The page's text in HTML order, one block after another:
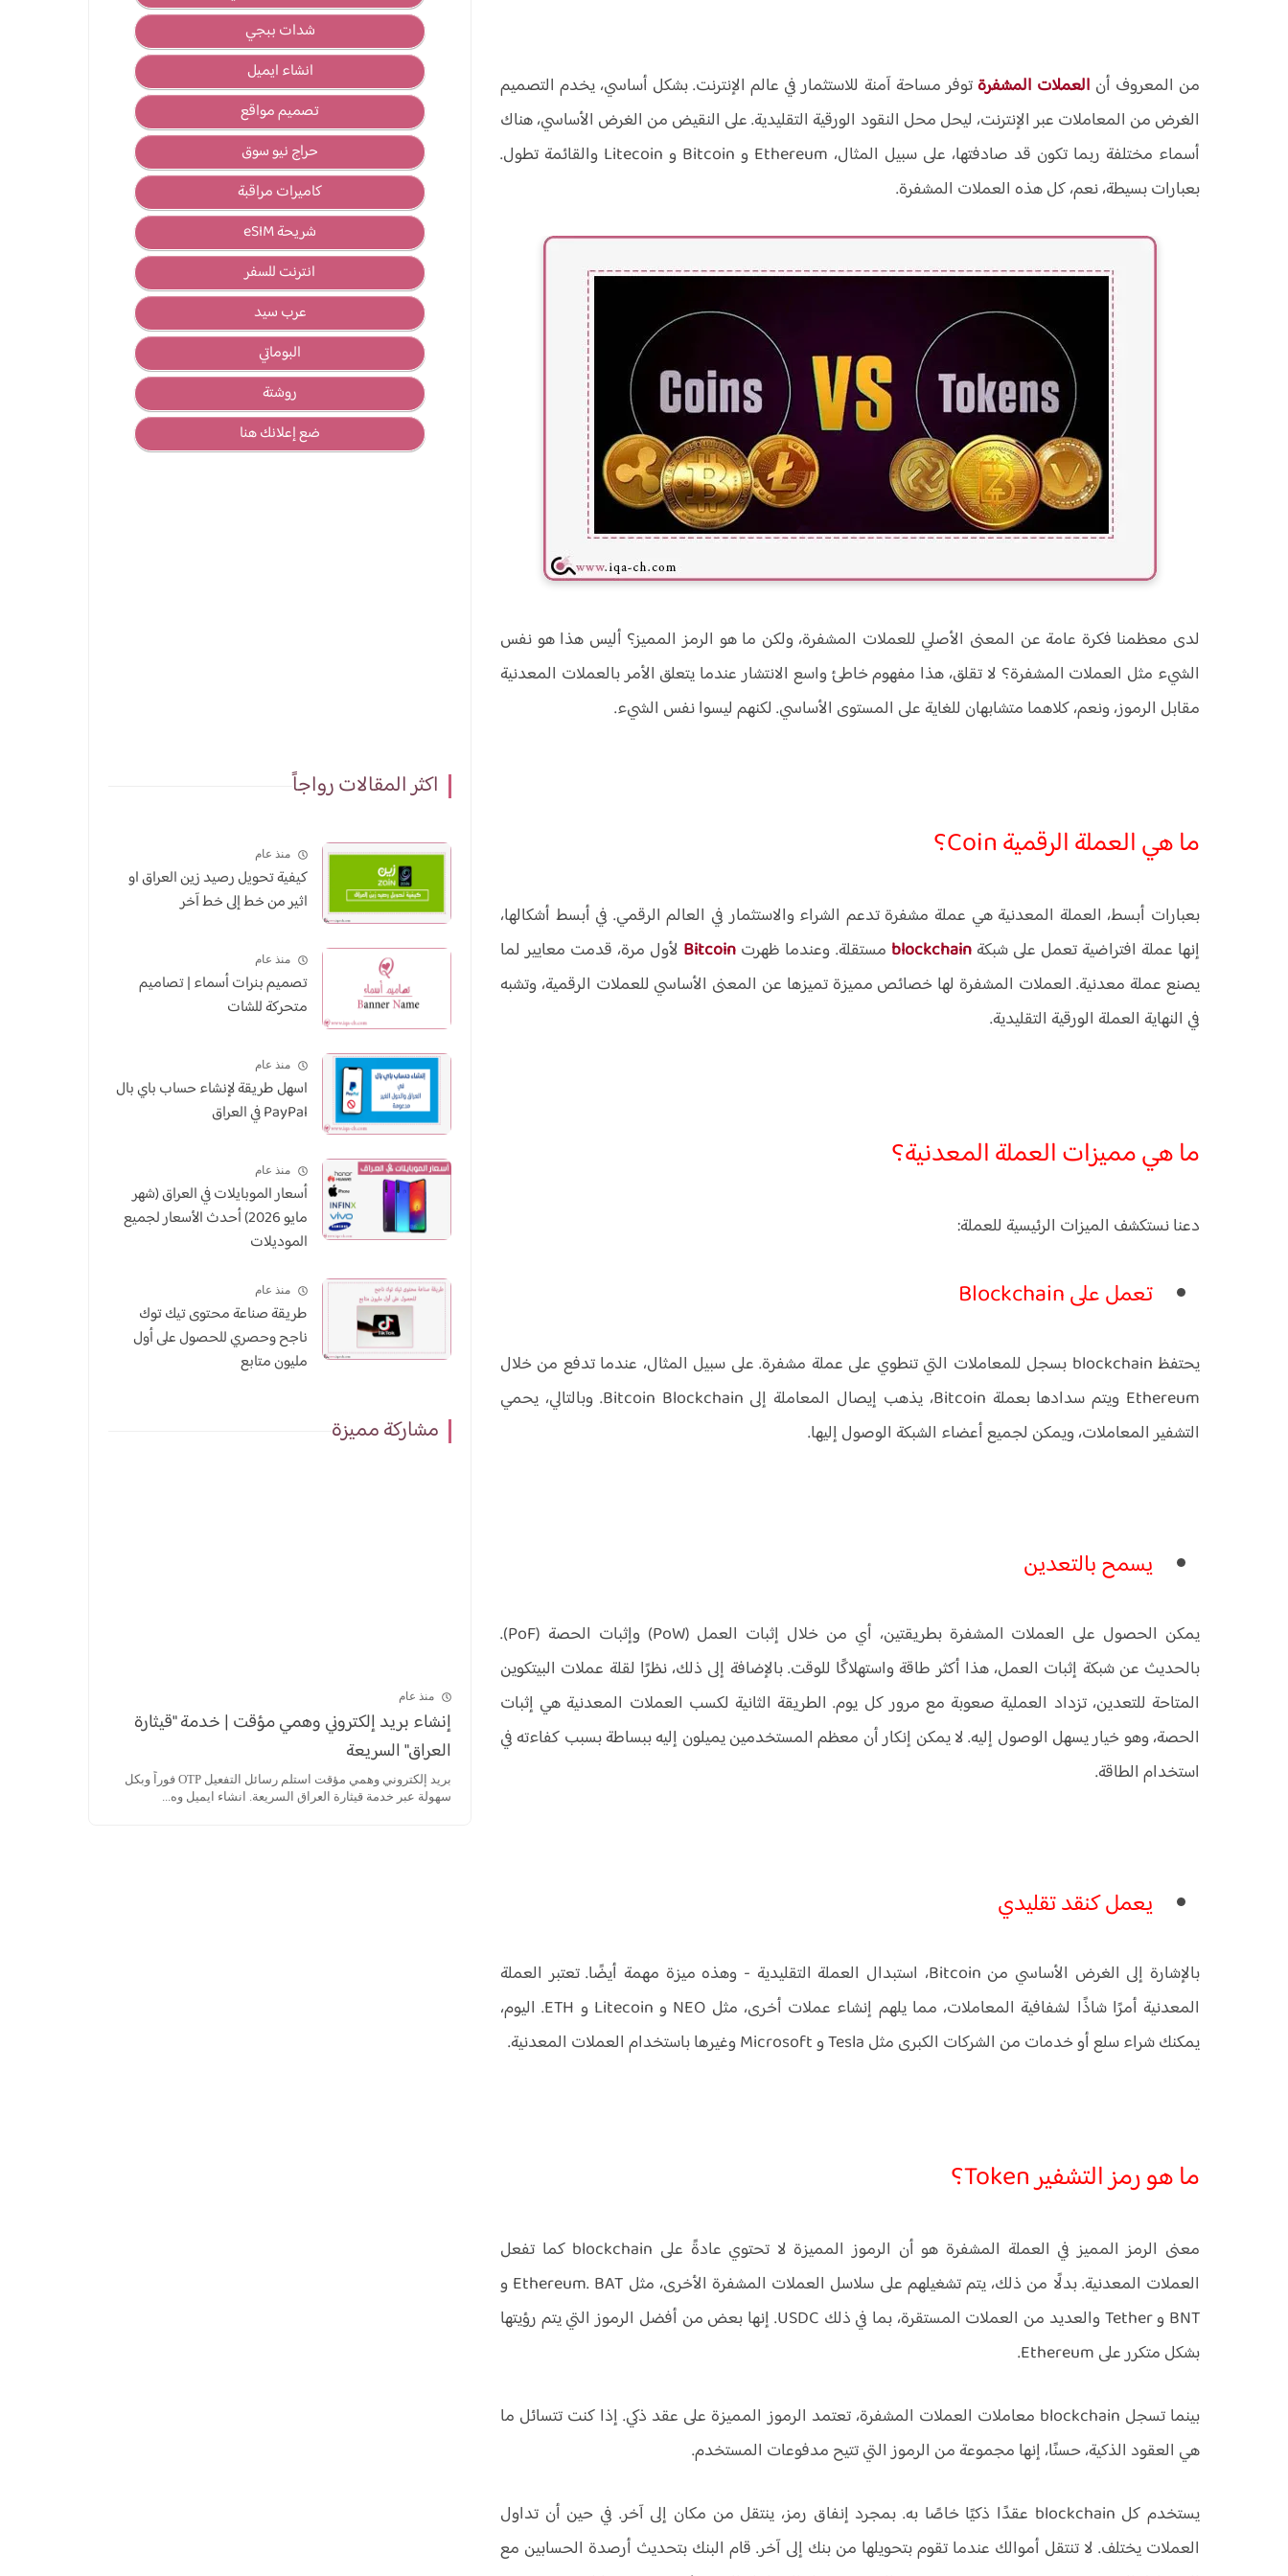
من المعروف أن العملات المشفرةتوفر مساحة آمنة للاستثمار في عالم الإنترنت. بشكل أساسي، يخدم التصميم
الغرض من المعاملات عبر الإنترنت، ليحل محل النقود الورقية التقليدية. على النقيض من الغرض الأساسي، هناك
أسماء مختلفة ربما تكون قد صادفتها، على سبيل المثال، Ethereum و Bitcoin و Litecoin والقائمة تطول.
بعبارات بسيطة، نعم، كل هذه العملات المشفرة.
لدى معظمنا فكرة عامة عن المعنى الأصلي للعملات المشفرة، ولكن ما هو الرمز المميز؟ أليس هذا هو نفس
الشيء مثل العملات المشفرة؟ لا تقلق، هذا مفهوم خاطئ واسع الانتشار عندما يتعلق الأمر بالعملات المعدنية
مقابل الرموز، ونعم، كلاهما متشابهان للغاية على المستوى الأساسي. لكنهم ليسوا نفس الشيء.
ما هي العملة الرقمية Coin؟
بعبارات أبسط، العملة المعدنية هي عملة مشفرة تدعم الشراء والاستثمار في العالم الرقمي. في أبسط أشكالها،
إنها عملة افتراضية تعمل على شبكةblockchain مستقلة. وعندما ظهرت Bitcoin لأول مرة، قدمت معايير لما
يصنع عملة معدنية. العملات المشفرة لها خصائص مميزة تميزها عن المعنى الأساسي للعملات الرقمية، وتشبه
في النهاية العملة الورقية التقليدية.
ما هي مميزات العملة المعدنية؟
دعنا نستكشف الميزات الرئيسية للعملة:
تعمل على Blockchain
يحتفظ blockchain بسجل للمعاملات التي تنطوي على عملة مشفرة. على سبيل المثال، عندما تدفع من خلال
Ethereum ويتم سدادها بعملة Bitcoin، يذهب إيصال المعاملة إلى Bitcoin Blockchain. وبالتالي، يحمي
التشفير المعاملات، ويمكن لجميع أعضاء الشبكة الوصول إليها.
يسمح بالتعدين
يمكن الحصول على العملات المشفرة بطريقتين، أي من خلال إثبات العمل (PoW) وإثبات الحصة (PoF).
بالحديث عن شبكة إثبات العمل، هذا أكثر طاقة واستهلاكًا للوقت. بالإضافة إلى ذلك، نظرًا لقلة عملات البيتكوين
المتاحة للتعدين، تزداد العملية صعوبة مع مرور كل يوم. الطريقة الثانية لكسب العملات المعدنية هي إثبات
الحصة، وهو خيار يسهل الوصول إليه. لا يمكن إنكار أن معظم المستخدمين يميلون إليه ببساطة بسبب كفاءته في
استخدام الطاقة.
يعمل كنقد تقليدي
بالإشارة إلى الغرض الأساسي من Bitcoin، استبدال العملة التقليدية - وهذه ميزة مهمة أيضًا. تعتبر العملة
المعدنية أمرًا شاذًا لشفافية المعاملات، مما يلهم إنشاء عملات أخرى، مثل NEO و Litecoin و ETH. اليوم،
يمكنك شراء سلع أو خدمات من الشركات الكبرى مثل Tesla و Microsoft وغيرها باستخدام العملات المعدنية.
ما هو رمز التشفير Token؟
معنى الرمز المميز في العملة المشفرة هو أن الرموز المميزة لا تحتوي عادةً على blockchain كما تفعل
العملات المعدنية. بدلًا من ذلك، يتم تشغيلهم على سلاسل العملات المشفرة الأخرى، مثل Ethereum. BAT و
BNT و Tether والعديد من العملات المستقرة، بما في ذلك USDC. إنها بعض من أفضل الرموز التي يتم رؤيتها
بشكل متكرر على Ethereum.
بينما تسجل blockchain معاملات العملات المشفرة، تعتمد الرموز المميزة على عقد ذكي. إذا كنت تتسائل ما
هي العقود الذكية، حسنًا، إنها مجموعة من الرموز التي تتيح مدفوعات المستخدم.
يستخدم كل blockchain عقدًا ذكيًا خاصًا به. بمجرد إنفاق رمز، ينتقل من مكان إلى آخر. في حين أن تداول
العملات يختلف. لا تنتقل أموالك عندما تقوم بتحويلها من بنك إلى آخر. قام البنك بتحديث أرصدة الحسابين مع
شدات ببجي
انشاء ايميل
تصميم مواقع
حراج نيو سوق
كاميرات مراقبة
شريحة eSIM
انترنت للسفر
عرب سيد
البوماتي
روشتة
ضع إعلانك هنا
اكثر المقالات رواجاً
منذ عام
كيفية تحويل رصيد زين العراق او
اثير من خط إلى خط آخر
منذ عام
تصميم بنرات أسماء | تصاميم
متحركة للشات
منذ عام
اسهل طريقة لإنشاء حساب باي بال
PayPal في العراق
منذ عام
أسعار الموبايلات في العراق (شهر
مايو 2026) أحدث الأسعار لجميع
الموديلات
منذ عام
طريقة صناعة محتوى تيك توك
ناجح وحصري للحصول على أول
مليون متابع
مشاركة مميزة
منذ عام
إنشاء بريد إلكتروني وهمي مؤقت | خدمة "قيثارة
العراق" السريعة
بريد إلكتروني وهمي مؤقت استلم رسائل التفعيل OTP فوراً وبكل
سهولة عبر خدمة قيثارة العراق السريعة. انشاء ايميل وه...